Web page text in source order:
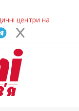
центри на
опалювального
місце
(Фото)
шанс на власне